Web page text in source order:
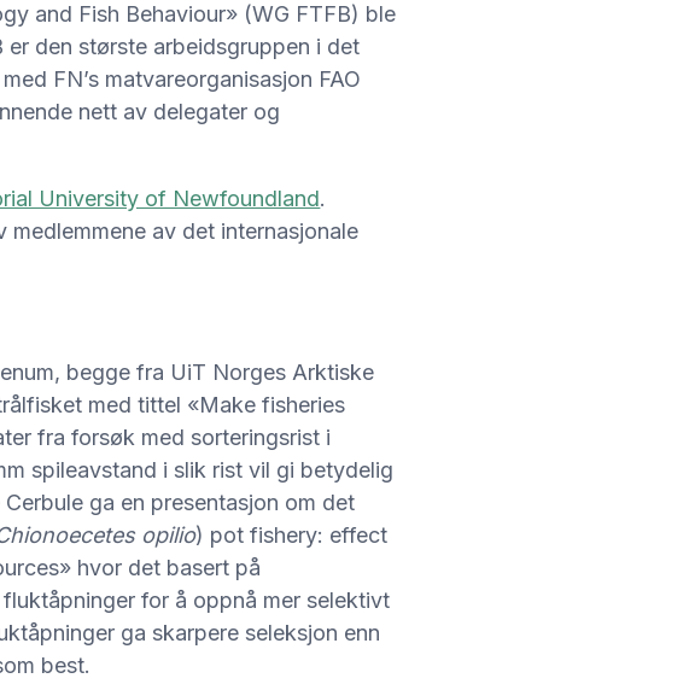
and Fish Behaviour» (WG FTFB) ble
er den største arbeidsgruppen i det
FN’s matvareorganisasjon FAO
nett av delegater og
University of Newfoundland.
av det internasjonale
begge fra UiT Norges Arktiske
med tittel «Make fisheries
fra forsøk med sorteringsrist i
spileavstand i slik rist vil gi betydelig
ga en presentasjon om det
opilio) pot fishery: effect
hvor det basert på
for å oppnå mer selektivt
ga skarpere seleksjon enn
best.